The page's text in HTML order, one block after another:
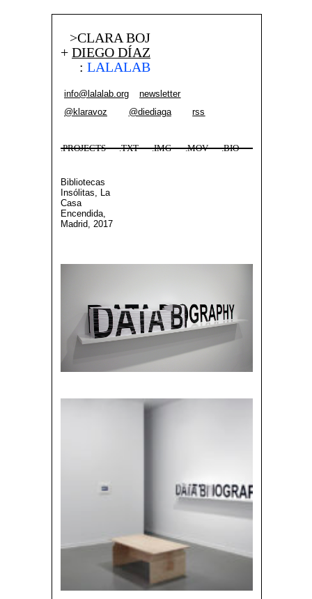
>CLARA BOJ
+ DIEGO DÍAZ
: LALALAB
info@lalalab.org
newsletter
@klaravoz
@diediaga rss
.PROJECTS .TXT .IMG .MOV .BIO
Bibliotecas
Insólitas, La
Casa
Encendida,
Madrid, 2017